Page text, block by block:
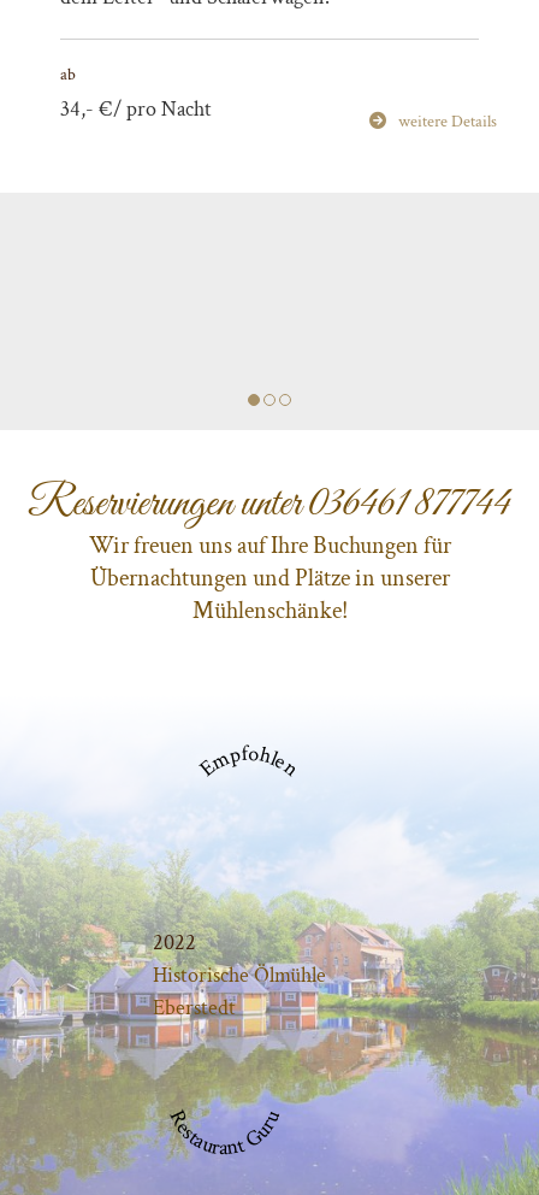
Tropfen von Saale-Unstrut-Wein. Gerne
verwöhnen wir Sie mit frischer und saisonaler
Reservierungen unter036461 877744
Wir freuen uns auf Ihre Buchungen für
Übernachtungen und Plätze in unserer
Mühlenschänke!
Empfohlen
2022
Historische Ölmühle
Eberstedt
Restaurant Guru